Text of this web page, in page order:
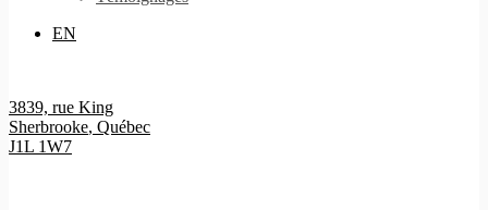
EN
3839, rue King
Sherbrooke, Québec
J1L 1W7